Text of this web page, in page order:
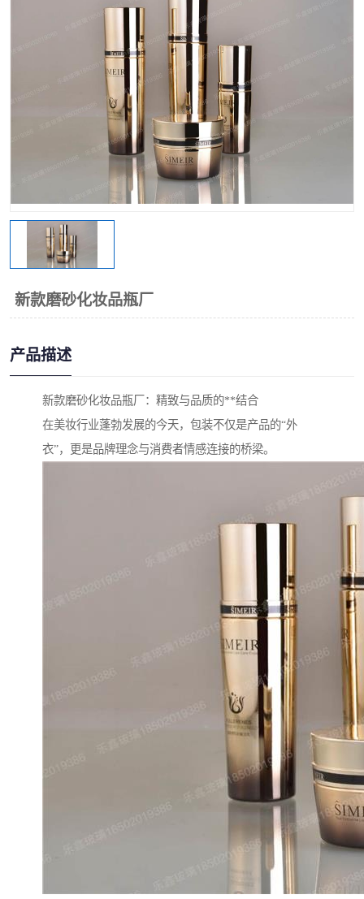
新款磨砂化妆品瓶厂
产品描述
新款磨砂化妆品瓶厂：精致与品质的**结合
在美妆行业蓬勃发展的今天，包装不仅是产品的“外
衣”，更是品牌理念与消费者情感连接的桥梁。